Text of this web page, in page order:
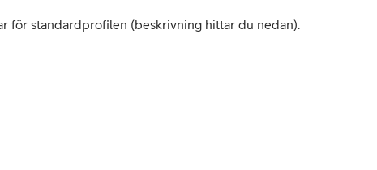
för standardprofilen (beskrivning hittar du nedan).